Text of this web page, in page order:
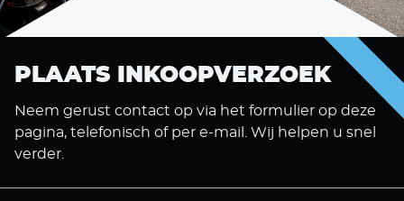
PLAATS INKOOPVERZOEK
Neem gerust contact op via het formulier op deze
pagina, telefonisch of per e-mail. Wij helpen u snel
verder.